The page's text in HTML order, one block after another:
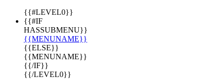
{{#LEVEL0}}
{{#IF
HASSUBMENU}}
{{MENUNAME}}
{{ELSE}}
{{MENUNAME}}
{{/IF}}
{{/LEVEL0}}